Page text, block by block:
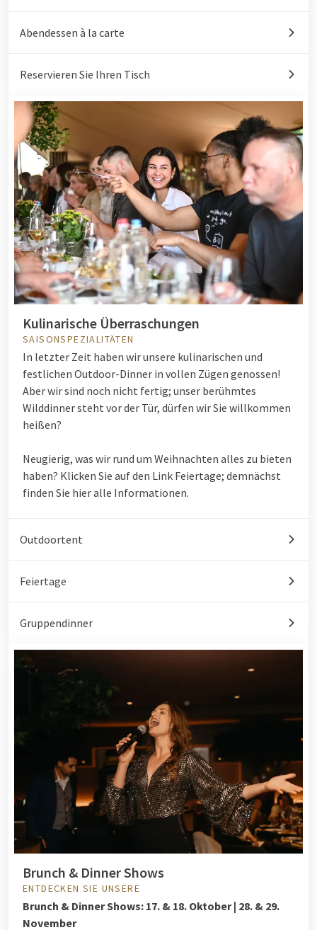
Abendessen à la carte
Reservieren Sie Ihren Tisch
Kulinarische Überraschungen
SAISONSPEZIALITÄTEN
In letzter Zeit haben wir unsere kulinarischen und
festlichen Outdoor-Dinner in vollen Zügen genossen!
Aber wir sind noch nicht fertig; unser berühmtes
Wilddinner steht vor der Tür, dürfen wir Sie willkommen
heißen?
Neugierig, was wir rund um Weihnachten alles zu bieten
haben? Klicken Sie auf den Link Feiertage; demnächst
finden Sie hier alle Informationen.
Outdoortent
Feiertage
Gruppendinner
Brunch & Dinner Shows
ENTDECKEN SIE UNSERE
Brunch & Dinner Shows: 17. & 18. Oktober | 28. & 29.
November